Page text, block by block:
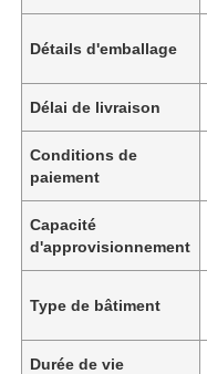
Détails d'emballage
Délai de livraison
Conditions de
paiement
Capacité
d'approvisionnement
Type de bâtiment
Durée de vie